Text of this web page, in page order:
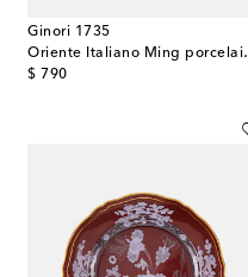
Ginori 1735
$ 790
original price